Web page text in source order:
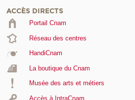
ACCÈS DIRECTS
Portail Cnam
Réseau des centres
HandiCnam
La boutique du Cnam
Musée des arts et métiers
Accès à IntraCnam